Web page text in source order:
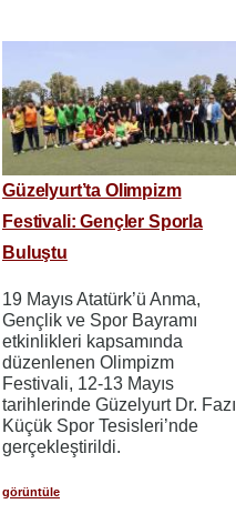
Güzelyurt’ta Olimpizm
Festivali: Gençler Sporla
Buluştu
19 Mayıs Atatürk’ü Anma,
Gençlik ve Spor Bayramı
etkinlikleri kapsamında
düzenlenen Olimpizm
Festivali, 12-13 Mayıs
tarihlerinde Güzelyurt Dr. Fazıl
Küçük Spor Tesisleri’nde
gerçekleştirildi.
görüntüle